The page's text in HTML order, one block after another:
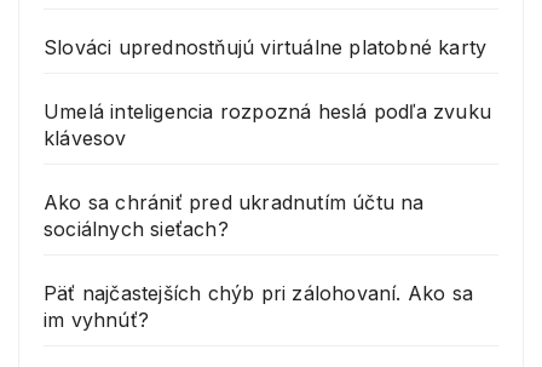
Slováci uprednostňujú virtuálne platobné karty
Umelá inteligencia rozpozná heslá podľa zvuku
klávesov
Ako sa chrániť pred ukradnutím účtu na
sociálnych sieťach?
Päť najčastejších chýb pri zálohovaní. Ako sa
im vyhnúť?